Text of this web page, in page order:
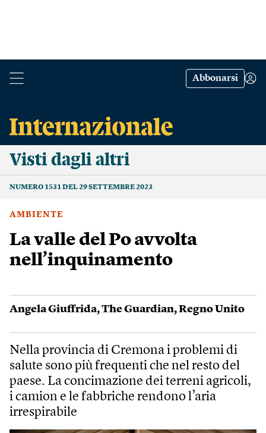
Abbonarsi
Visti dagli altri
NUMERO 1531 DEL 29 SETTEMBRE 2023
AMBIENTE
La valle del Po avvolta
nell’inquinamento
Angela Giuffrida,The Guardian,Regno Unito
Nella provincia di Cremona i problemi di
salute sono più frequenti che nel resto del
paese. La concimazione dei terreni agricoli,
i camion e le fabbriche rendono l’aria
irrespirabile